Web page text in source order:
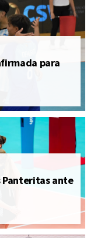
para
Panteritas ante